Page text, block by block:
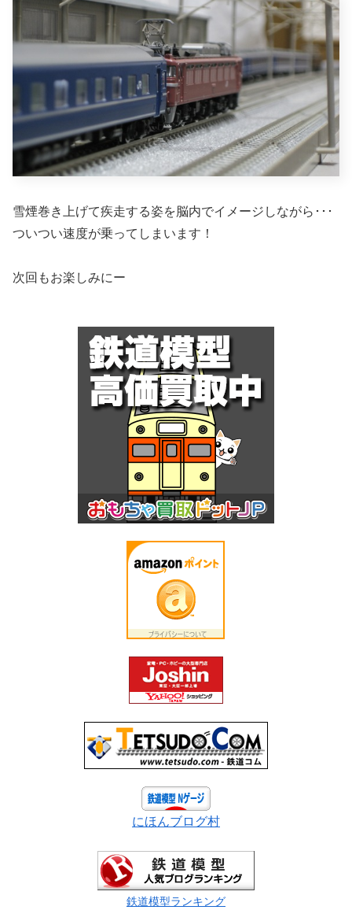
雪煙巻き上げて疾走する姿を脳内でイメージしながら･･･
ついつい速度が乗ってしまいます！
次回もお楽しみにー
にほんブログ村
鉄道模型ランキング